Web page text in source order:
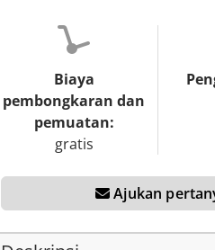
Biaya
pembongkaran dan
pemuatan:
gratis
Ajukan